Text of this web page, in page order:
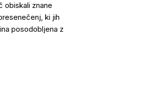
obiskali znane
ki jih
posodobljena z